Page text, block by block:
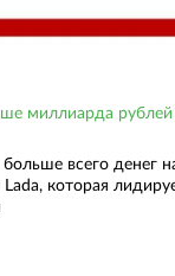
миллиарда рублей
всего денег
которая